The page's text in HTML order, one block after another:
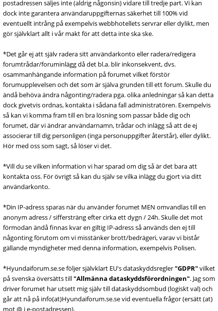
postadressen säljes inte (aldrig någonsin) vidare till tredje part. Vi kan
dock inte garantera användaruppgifternas säkerhet till 100% vid
eventuellt intrång på exempelvis webbhotellets servrar eller dylikt, men
gör självklart allt i vår makt för att detta inte ska ske.
*Det går ej att själv radera sitt användarkonto eller radera/redigera
forumtrådar/foruminlägg då det bl.a. blir inkonsekvent, dvs.
osammanhängande information på forumet vilket förstör
forumupplevelsen och det som är själva grunden till ett forum. Skulle du
ändå behöva ändra någonting/radera pga. olika anledningar så kan detta
dock givetvis ordnas, kontakta i sådana fall administratören. Exempelvis
så kan vi komma fram till en bra lösning som passar både dig och
forumet, där vi ändrar användarnamn, trådar och inlägg så att de ej
associerar till dig personligen (inga personuppgifter återstår), eller dylikt.
Hör med oss som sagt, så löser vi det.
*Vill du se vilken information vi har sparad om dig så är det bara att
kontakta oss. För övrigt så kan du själv se vilka inlägg du gjort via ditt
användarkonto.
*Din IP-adress sparas när du använder forumet MEN omvandlas till en
anonym adress / siffersträng efter cirka ett dygn / 24h. Skulle det mot
förmodan ändå finnas kvar en giltig IP-adress så används den ej till
någonting förutom om vi misstänker brott/bedrägeri, varav vi bistår
gällande myndigheter med denna information, exempelvis Polisen.
*Hyundaiforum.se.se följer självklart EU's dataskyddsregler"GDPR"vilket
på svenska översätts till"Allmänna dataskyddsförordningen". Jag som
driver forumet har utsett mig själv till dataskyddsombud (logiskt val) och
går att nå på info(at)Hyundaiforum.se.se vid eventuella frågor (ersätt (at)
mot @ i e-postadressen).